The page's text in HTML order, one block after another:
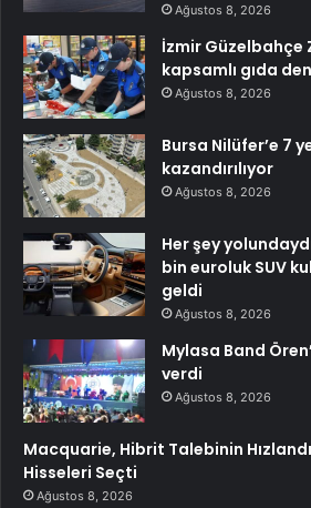
Ağustos 8, 2026
İzmir Güzelbahçe
kapsamlı gıda
Ağustos 8, 2026
Bursa Nilüfer’e 7
kazandırılıyor
Ağustos 8, 2026
Her şey
bin euroluk SUV
geldi
Ağustos 8, 2026
Mylasa Band
verdi
Ağustos 8, 2026
Macquarie, Hibrit Talebinin
Hisseleri Seçti
Ağustos 8, 2026